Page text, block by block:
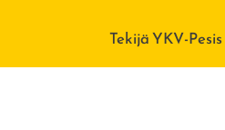
Tekijä YKV-Pesis